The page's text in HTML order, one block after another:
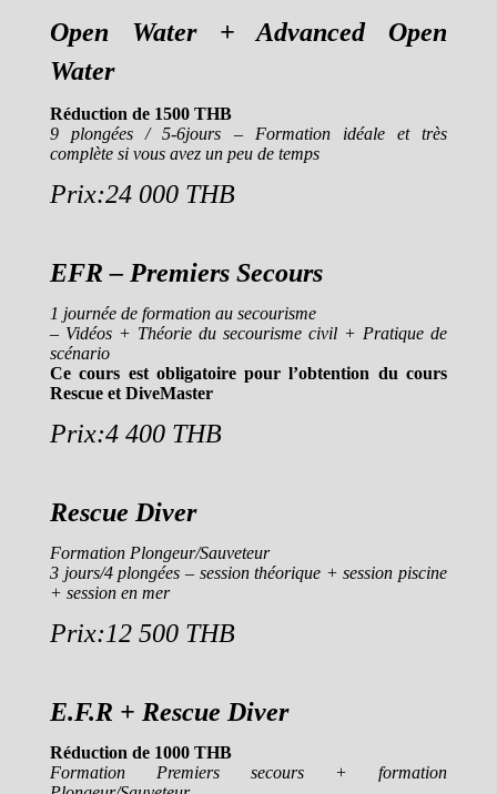
Open Water + Advanced Open
Water
Réduction de 1500 THB
9 plongées / 5-6jours – Formation idéale et très
complète si vous avez un peu de temps
Prix:24 000 THB
EFR – Premiers Secours
1 journée de formation au secourisme
– Vidéos + Théorie du secourisme civil + Pratique de
scénario
Ce cours est obligatoire pour l’obtention du cours
Rescue et DiveMaster
Prix:4 400 THB
Rescue Diver
Formation Plongeur/Sauveteur
3 jours/4 plongées – session théorique + session piscine
+ session en mer
Prix:12 500 THB
E.F.R + Rescue Diver
Réduction de 1000 THB
Formation Premiers secours + formation